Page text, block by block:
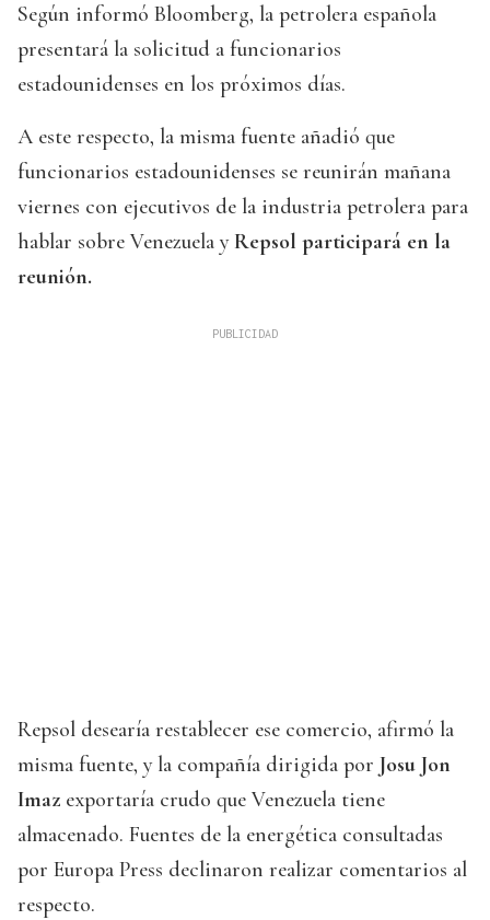
Según informó Bloomberg, la petrolera española
presentará la solicitud a funcionarios
estadounidenses en los próximos días.
A este respecto, la misma fuente añadió que
funcionarios estadounidenses se reunirán mañana
viernes con ejecutivos de la industria petrolera para
hablar sobre Venezuela yRepsol participará en la
reunión.
Repsol desearía restablecer ese comercio, afirmó la
misma fuente, y la compañía dirigida por Josu Jon
Imaz exportaría crudo que Venezuela tiene
almacenado. Fuentes de la energética consultadas
por Europa Press declinaron realizar comentarios al
respecto.